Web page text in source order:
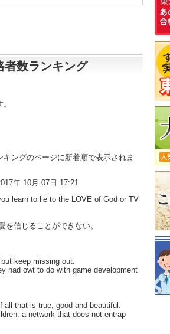
者数ランキング
ングのページに新着順で表示されま
年 10月 07日 17:21
learn to lie to the LOVE of God or TV
信じることができない。
keep missing out.
had owt to do with game development
that is true, good and beautiful.
a network that does not entrap